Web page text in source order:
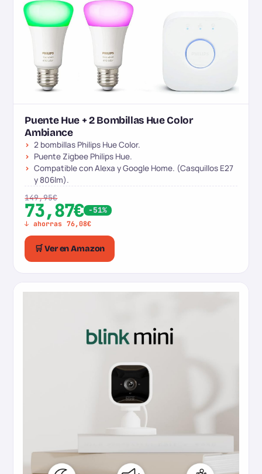
Puente Hue + 2 Bombillas Hue Color
Ambiance
2 bombillas Philips Hue Color.
Puente Zigbee Philips Hue.
Compatible con Alexa y Google Home. (Casquillos E27
y 806lm).
149,95€
73,87€ -51%
↓ ahorras 76,08€
🛒 Ver en Amazon